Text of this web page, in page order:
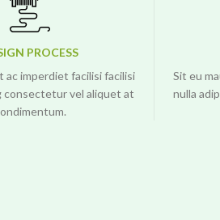
PROCESS
ac imperdiet facilisi facilisi
consectetur vel aliquet at
Sit eu
nulla